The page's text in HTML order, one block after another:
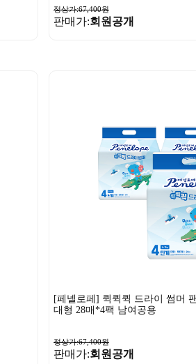
정상가:67,400원
판매가:회원공개
[페넬로페] 퀵퀵퀵 드라이 썸머
대형 28매*4팩 남여공용
정상가:67,400원
판매가:회원공개